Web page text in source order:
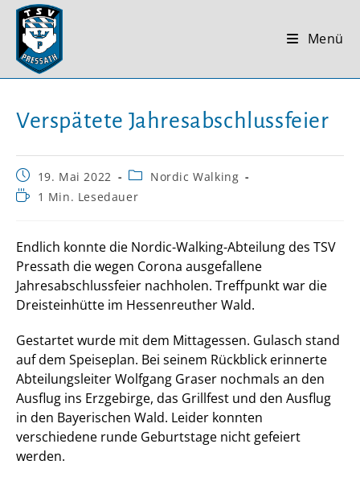
Zum
Inhalt
springen
Menü
Verspätete Jahresabschlussfeier
Beitrag
veröffentlicht:
19. Mai 2022
Beitrags-
Nordic Walking
Lesedauer:
1 Min. Lesedauer
Endlich konnte die Nordic-Walking-Abteilung des TSV
Pressath die wegen Corona ausgefallene
Jahresabschlussfeier nachholen. Treffpunkt war die
Dreisteinhütte im Hessenreuther Wald.
Gestartet wurde mit dem Mittagessen. Gulasch stand
auf dem Speiseplan. Bei seinem Rückblick erinnerte
Abteilungsleiter Wolfgang Graser nochmals an den
Ausflug ins Erzgebirge, das Grillfest und den Ausflug
in den Bayerischen Wald. Leider konnten
verschiedene runde Geburtstage nicht gefeiert
werden.